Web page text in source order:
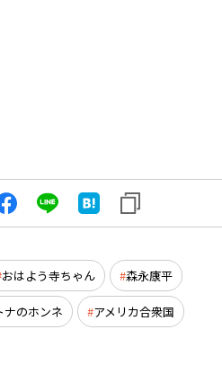
おはよう寺ちゃん 森永康平
ナのホンネ アメリカ合衆国